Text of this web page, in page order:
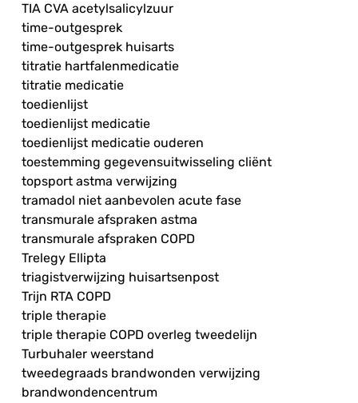
TIA CVA acetylsalicylzuur
time-outgesprek
time-outgesprek huisarts
titratie hartfalenmedicatie
titratie medicatie
toedienlijst
toedienlijst medicatie
toedienlijst medicatie ouderen
toestemming gegevensuitwisseling cliënt
topsport astma verwijzing
tramadol niet aanbevolen acute fase
transmurale afspraken astma
transmurale afspraken COPD
Trelegy Ellipta
triagistverwijzing huisartsenpost
Trijn RTA COPD
triple therapie
triple therapie COPD overleg tweedelijn
Turbuhaler weerstand
tweedegraads brandwonden verwijzing
brandwondencentrum